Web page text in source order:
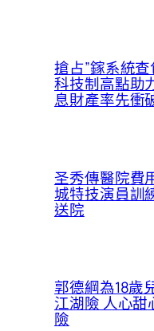
搶占”鎵系統
科技制高點助
息財產率先衝
圣秀傳醫院費
城特技演員訓
送院
郭德綱為18歲
江湖險 人心
險